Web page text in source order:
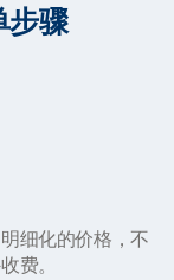
步骤
细化的价格，不
费。